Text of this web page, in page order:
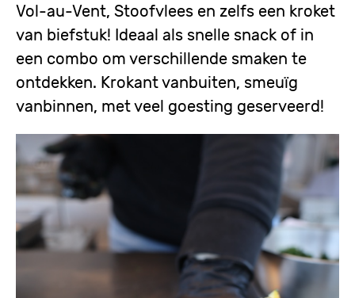
Vol-au-Vent, Stoofvlees en zelfs een kroket
van biefstuk! Ideaal als snelle snack of in
een combo om verschillende smaken te
ontdekken. Krokant vanbuiten, smeuïg
vanbinnen, met veel goesting geserveerd!